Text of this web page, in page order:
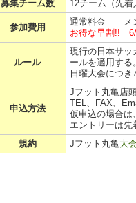
募集チーム数
12チーム（先
参加費用
通常料金 メ
お得な早割!! 6/
ルール
現行の日本サッ
ールを適用する
日曜大会につ
申込方法
Jフット丸亀店
TEL、FAX、
仮申込の場合は
エントリーは
規約
Jフット丸亀 大